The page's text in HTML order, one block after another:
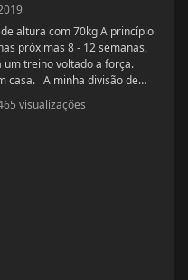
próximas 8 - 12 semanas,
um treino voltado a força.
divisão de
visualizações